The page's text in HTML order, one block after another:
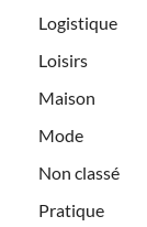
Logistique
Loisirs
Maison
Mode
Non classé
Pratique